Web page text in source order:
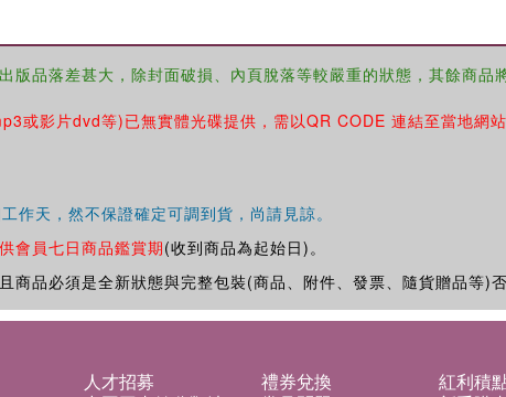
版品落差甚大，除封面破損、內頁脫落等較嚴重的狀態，其餘商品
或影片dvd等)已無實體光碟提供，需以QR CODE 連結至當地網站
作天，然不保證確定可調到貨，尚請見諒。
會員七日商品鑑賞期(收到商品為起始日)。
商品必須是全新狀態與完整包裝(商品、附件、發票、隨貨贈品等)否
人才招募 禮券兌換
紅利積